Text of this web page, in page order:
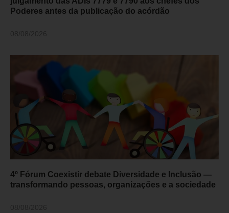
Poderes antes da publicação do acórdão
4º Fórum Coexistir debate Diversidade e Inclusão —
transformando pessoas, organizações e a sociedade